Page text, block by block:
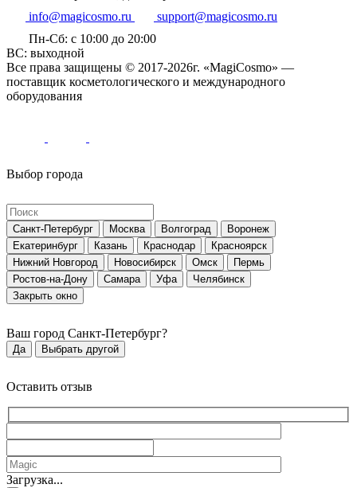
info@magicosmo.ru
support@magicosmo.ru
Пн-Сб: с 10:00 до 20:00
ВС: выходной
Все права защищены © 2017-2026г. «MagiCosmo» —
поставщик косметологического и международного
оборудования
Выбор города
Санкт-Петербург Москва Волгоград
Воронеж
Екатеринбург
Казань Краснодар
Красноярск
Нижний Новгород
Новосибирск Омск
Пермь
Ростов-на-Дону
Самара Уфа
Челябинск
Закрыть окно
Ваш город Санкт-Петербург?
Да Выбрать другой
Оставить отзыв
Загрузка...